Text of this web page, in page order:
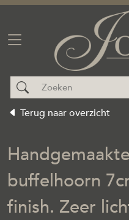
Terug naar overzicht
buffelhoorn
finish. Zeer